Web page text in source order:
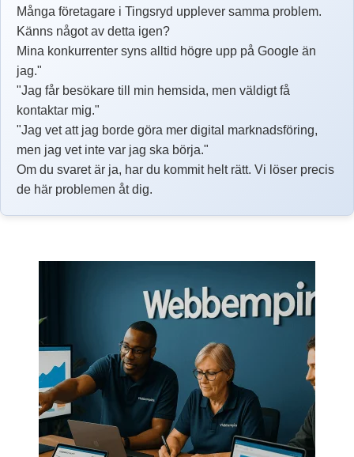
Många företagare i Tingsryd upplever samma problem.
Känns något av detta igen?
Mina konkurrenter syns alltid högre upp på Google än
jag."
"Jag får besökare till min hemsida, men väldigt få
kontaktar mig."
"Jag vet att jag borde göra mer digital marknadsföring,
men jag vet inte var jag ska börja."
Om du svaret är ja, har du kommit helt rätt. Vi löser precis
de här problemen åt dig.